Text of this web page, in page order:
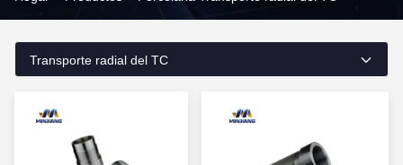
Transporte radial del TC